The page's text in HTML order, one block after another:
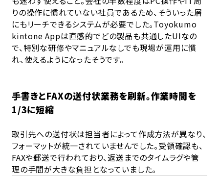
りの操作に慣れていない社員であるため、そういった層
にもリーチできるシステムが必要でした。Toyokumo
kintone Appは直感的でどの製品も共通したUIなの
で、特別な研修やマニュアルなしでも現場が運用に慣
れ、使えるようになったそうです。
手書きとFAXの送付状業務を刷新。作業時間を
1/3に短縮
取引先への送付状は担当者によって作成方法が異なり、
フォーマットが統一されていませんでした。受領確認も、
FAXや郵送で行われており、返送までのタイムラグや管
理の手間が大きな負担となっていました。